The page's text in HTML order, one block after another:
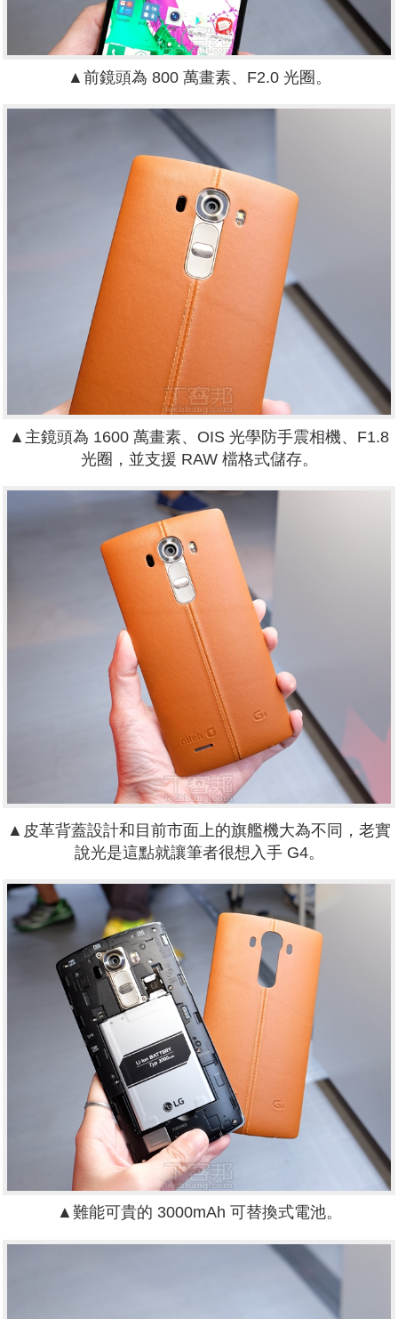
▲前鏡頭為 800 萬畫素、F2.0 光圈。
▲主鏡頭為 1600 萬畫素、OIS 光學防手震相機、F1.8
光圈，並支援 RAW 檔格式儲存。
▲皮革背蓋設計和目前市面上的旗艦機大為不同，老實
說光是這點就讓筆者很想入手 G4。
▲難能可貴的 3000mAh 可替換式電池。